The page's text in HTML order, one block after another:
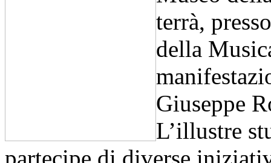
terrà,
della
Giuseppe
L’illustre
partecipe di diverse